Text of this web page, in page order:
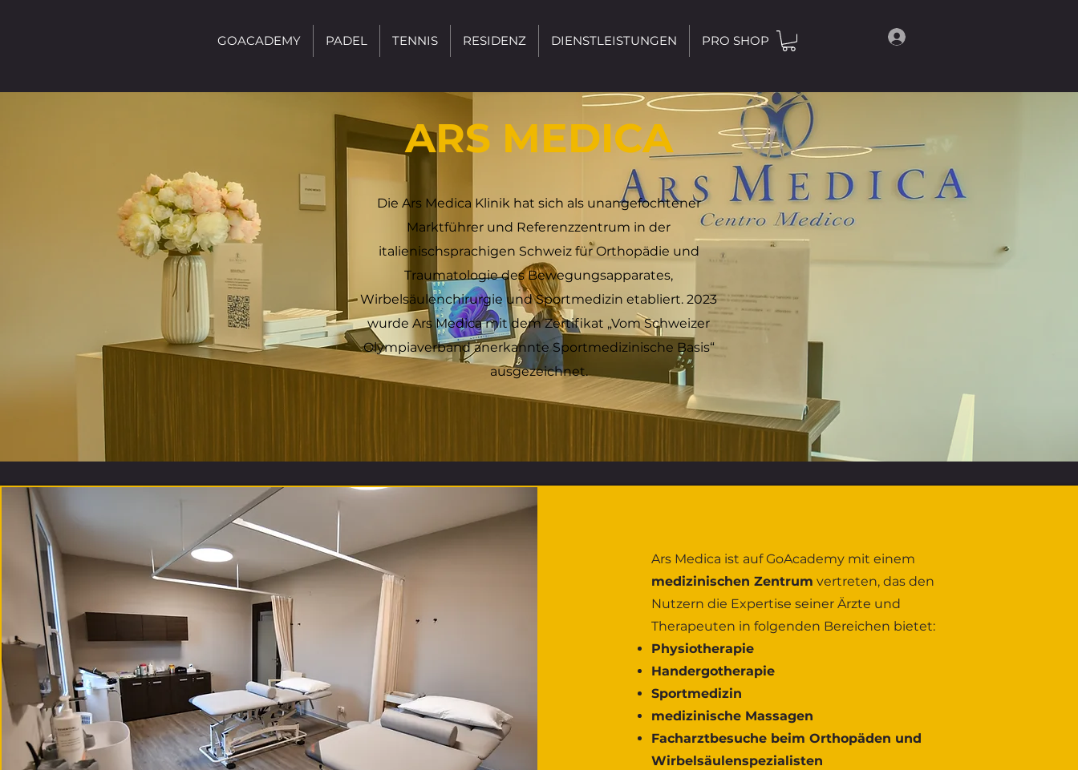
GOACADEMY PADEL TENNIS RESIDENZ DIENSTLEISTUNGEN PRO SHOP
ARS MEDICA
Die Ars Medica Klinik hat sich als unangefochtener
Marktführer und Referenzzentrum in der
italienischsprachigen Schweiz für Orthopädie und
Traumatologie des Bewegungsapparates,
Wirbelsäulenchirurgie und Sportmedizin etabliert. 2023
wurde Ars Medica mit dem Zertifikat „Vom Schweizer
Olympiaverband anerkannte Sportmedizinische Basis“
ausgezeichnet.
Ars Medica ist auf GoAcademy mit einem
medizinischen Zentrum vertreten, das den
Nutzern die Expertise seiner Ärzte und
Therapeuten in folgenden Bereichen bietet:
Physiotherapie
Handergotherapie
Sportmedizin
medizinische Massagen
Facharztbesuche beim Orthopäden und
Wirbelsäulenspezialisten